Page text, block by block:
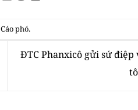
Cáo phó.
ĐTC Phanxicô gửi sứ